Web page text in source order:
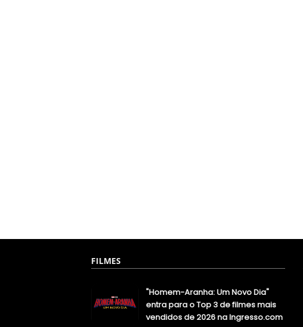
FILMES
"Homem-Aranha: Um Novo Dia"
entra para o Top 3 de filmes mais
vendidos de 2026 na Ingresso.com